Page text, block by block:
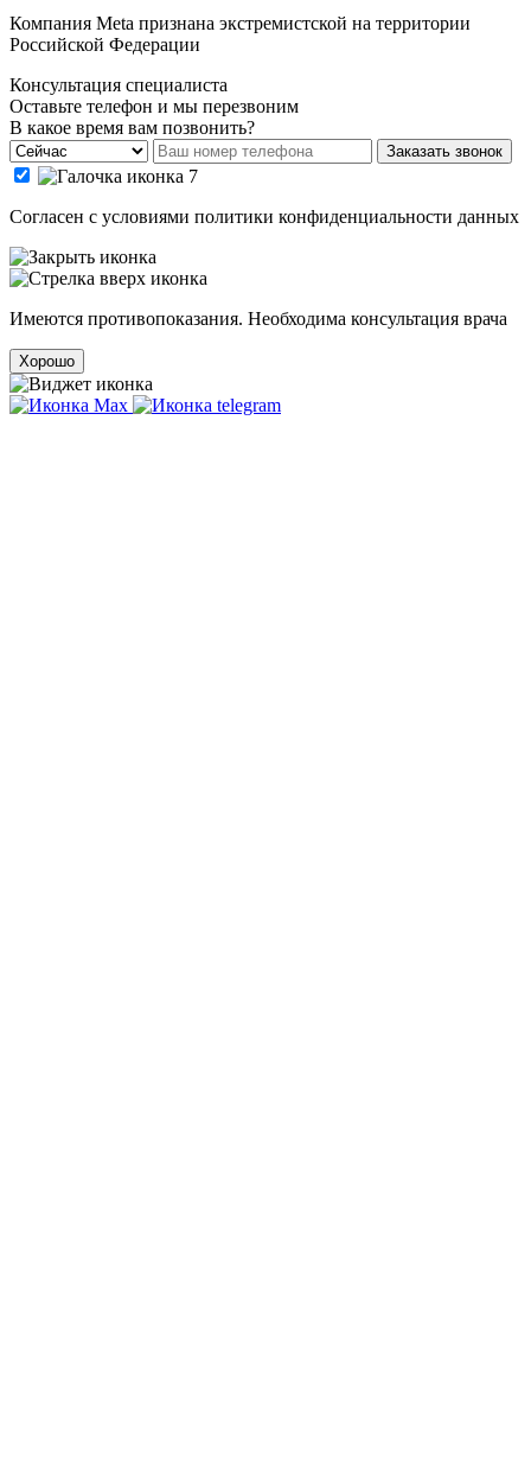
Компания Meta признана экстремистской на территории
Российской Федерации
Консультация специалиста
Оставьте телефон и мы перезвоним
В какое время вам позвонить?
Заказать звонок
Cогласен с условиями политики конфиденциальности данных
Имеются противопоказания. Необходима консультация врача
Хорошо